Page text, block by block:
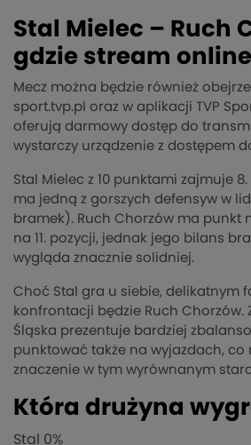
Stal Mielec – Ruch
gdzie stream
Mecz można będzie również
sport.tvp.pl oraz w aplikacji TVP
oferują darmowy dostęp do
wystarczy urządzenie z dostępem
Stal Mielec z 10 punktami zajmuje
ma jedną z gorszych defensyw w
bramek). Ruch Chorzów ma punkt
na 11. pozycji, jednak jego bilans
wygląda znacznie solidniej.
Choć Stal gra u siebie, delikatnym
konfrontacji będzie Ruch Chorzów.
Śląska prezentuje bardziej
punktować także na wyjazdach, co
znaczenie w tym wyrównanym
Która drużyna
Stal 0%